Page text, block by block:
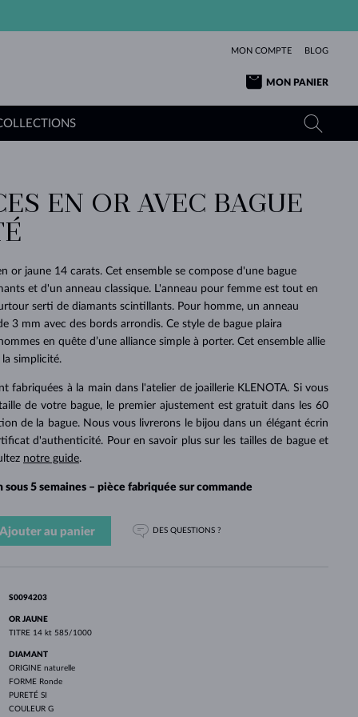
MON COMPTE BLOG
MON PANIER
DE SES
RÊVES
DÉCOUVRIR
L'AMOUR
OR JAUNE
OR ROSE
BEAUTÉ
PURE
DÉCOUVRIR
TANZANITES
TOPAZES
MOLDAVITES
POUR BÉBÉS
MARIAGE
PLUS
BELLES
DÉCOUVRIR
TOURMALINES
MOLDAVITES
PENDENTIFS EN PERLES
OR JAUNE
PENDENTIFS
INTEMPORELS
DES
PERLES
DÉCOUVRIR
SAPHIRS
ÉMERAUDES
MINÉRAUX
OR JAUNE
AUTHENTIQUES
BEAUTÉ
DÉCOUVRIR
EXCEPTIONNELLES
EN OR AVEC BAGUE
or jaune 14 carats. Cet ensemble se compose d'une bague
et d'un anneau classique. L'anneau pour femme est tout en
serti de diamants scintillants. Pour homme, un anneau
3 mm avec des bords arrondis. Ce style de bague plaira
en quête d’une alliance simple à porter. Cet ensemble allie
simplicité.
fabriquées à la main dans l'atelier de joaillerie KLENOTA. Si vous
de votre bague, le premier ajustement est gratuit dans les 60
de la bague. Nous vous livrerons le bijou dans un élégant écrin
d'authenticité. Pour en savoir plus sur les tailles de bague et
notre guide.
sous 5 semaines – pièce fabriquée sur commande
Ajouter au panier DES QUESTIONS ?
S0094203
OR JAUNE
TITRE 14 kt 585/1000
DIAMANT
ORIGINE naturelle
FORME Ronde
PURETÉ SI
COULEUR G